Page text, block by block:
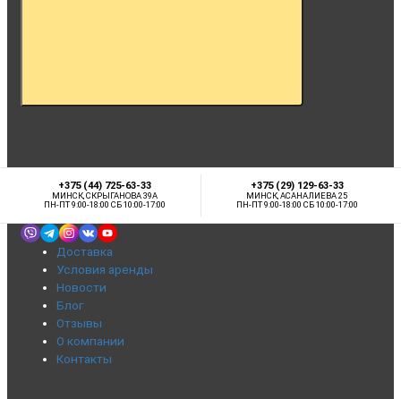
+375 (44) 725-63-33
МИНСК, СКРЫГАНОВА 39А
ПН-ПТ 9:00-18:00 СБ 10:00-17:00
+375 (29) 129-63-33
МИНСК, АСАНАЛИЕВА 25
ПН-ПТ 9:00-18:00 СБ 10:00-17:00
Доставка
Условия аренды
Новости
Блог
Отзывы
О компании
Контакты